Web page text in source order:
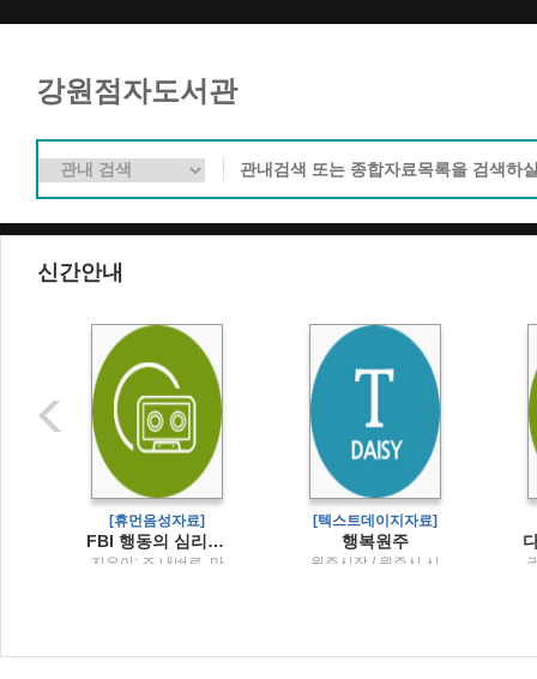
강원점자도서관
신간안내
[휴먼음성자료]
FBI 행동의 심리학말보다 정직한 7가지 몸의 단서
지은이: 조 내버로, 마
[텍스트데이지자료]
행복원주
원주시장 / 원주시 시